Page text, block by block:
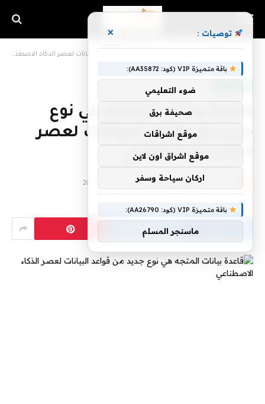
قاعدة بيانات المتجه هي نوع جديد من قواعد البيانات لعصر الذكاء الاصطناعي
قاعدة بيانات المتجه هي نوع
جديد من قواعد البيانات لعصر
الذكاء الاصطناعي
فريق اشراق التقنية
توصيات : ×
باقة متميزة VIP (كود: AA35872):
ضوء التعليمي
صحيفة برق
موقع اشراقات
موقع اشراق اون لاين
اركان سياحة وسفر
باقة متميزة VIP (كود: AA26790):
ماسنجر المسلم